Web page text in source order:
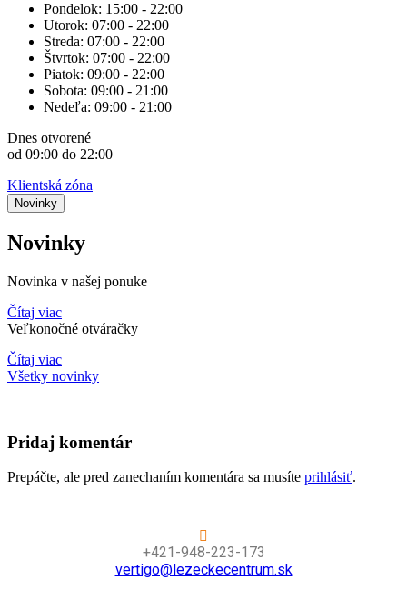
Pondelok: 15:00 - 22:00
Utorok: 07:00 - 22:00
Streda: 07:00 - 22:00
Štvrtok: 07:00 - 22:00
Piatok: 09:00 - 22:00
Sobota: 09:00 - 21:00
Nedeľa: 09:00 - 21:00
Dnes otvorené
od 09:00 do 22:00
Klientská zóna
Novinky
Novinky
Novinka v našej ponuke
Čítaj viac
Veľkonočné otváračky
Čítaj viac
Všetky novinky
Pridaj komentár
Prepáčte, ale pred zanechaním komentára sa musíte prihlásiť.
+421-948-223-173
vertigo@lezeckecentrum.sk